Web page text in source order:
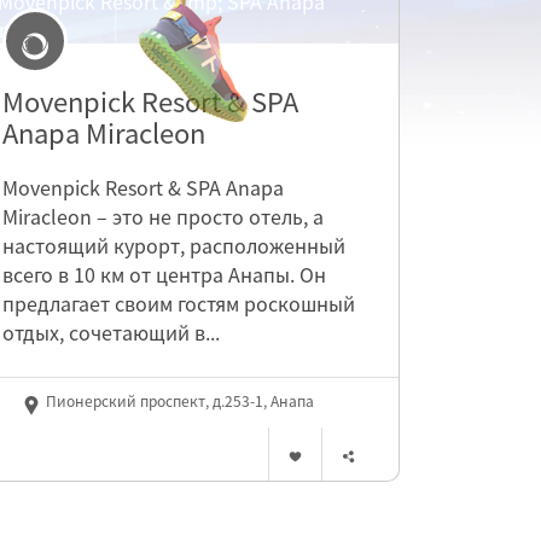
Movenpick Resort & SPA
Anapa Miracleon
Movenpick Resort & SPA Anapa
Miracleon – это не просто отель, а
настоящий курорт, расположенный
всего в 10 км от центра Анапы. Он
предлагает своим гостям роскошный
отдых, сочетающий в...
Пионерский проспект, д.253-1, Анапа